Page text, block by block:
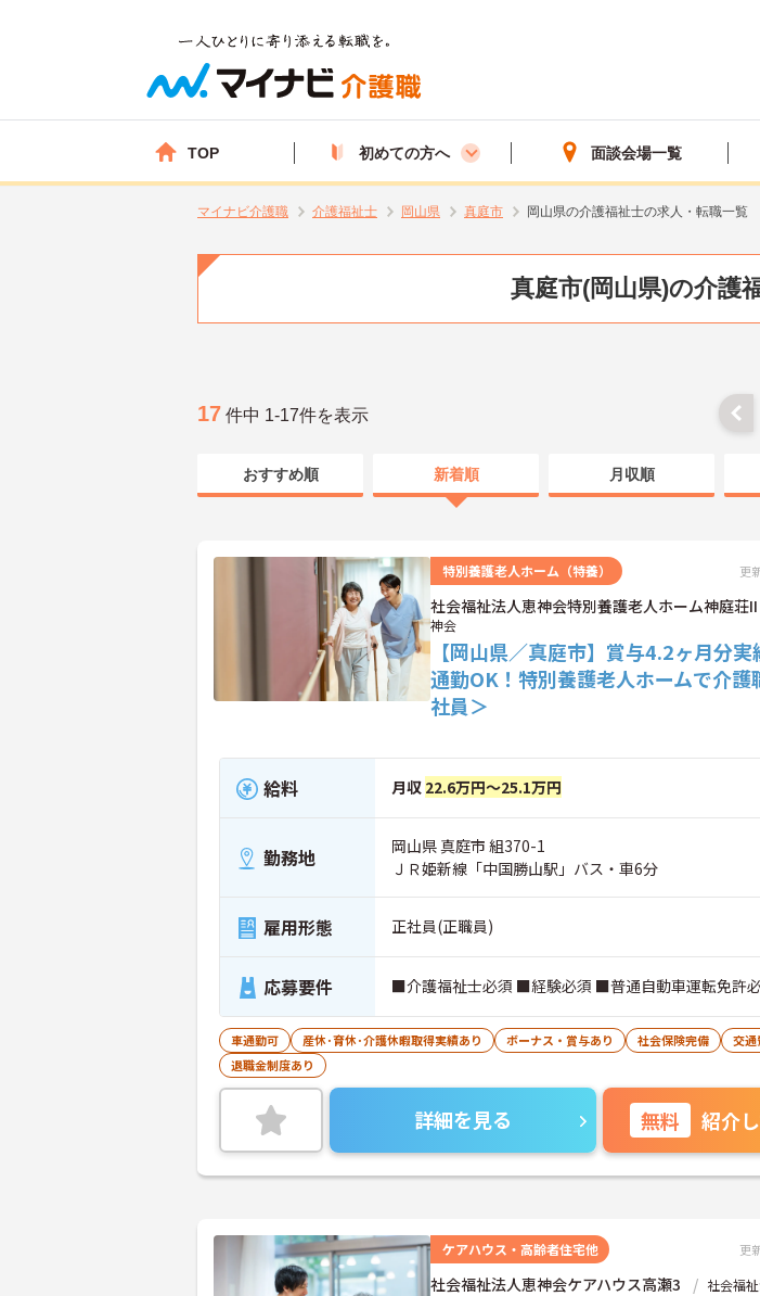
TOP 初めての方へ 面談会場一覧
マイナビ介護職 介護福祉士 岡山県 真庭市 岡山県の介護福祉士の求人・転職一覧
真庭市(岡山県)の介護
17 件中 1-17件を表示
おすすめ順 新着順 月収順
特別養護老人ホーム（特養） 更
社会福祉法人恵神会特別養護老人ホーム神庭荘II
神会
【岡山県／真庭市】賞与4.2ヶ月分
通勤OK！特別養護老人ホームで介護
社員＞
給料 月収 22.6万円～25.1万円
勤務地
岡山県 真庭市 組370-1
ＪＲ姫新線「中国勝山駅」バス・車6分
雇用形態 正社員(正職員)
応募要件 ■介護福祉士必須 ■経験必須 ■普通自動車運転免許
車通勤可 産休･育休･介護休暇取得実績あり ボーナス・賞与あり 社会保険完備
交通
退職金制度あり
詳細を見る 無料 紹介
ケアハウス・高齢者住宅他 更
社会福祉法人恵神会ケアハウス高瀬3 社会福